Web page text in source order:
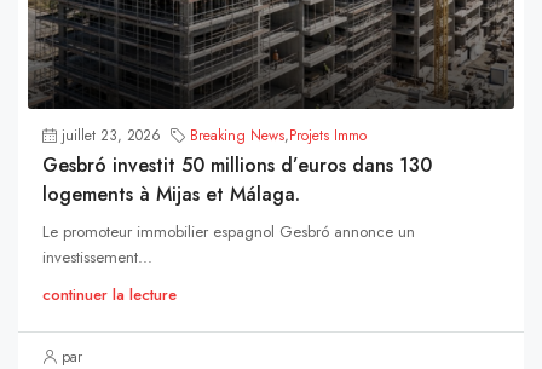
juillet 23, 2026 Breaking News,Projets Immo
Gesbró investit 50 millions d’euros dans 130
logements à Mijas et Málaga.
Le promoteur immobilier espagnol Gesbró annonce un
investissement...
continuer la lecture
par